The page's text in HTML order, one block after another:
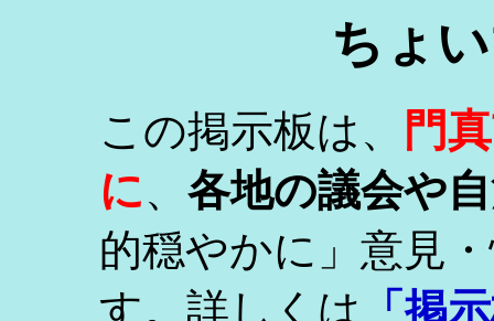
ちょ
この掲示板は、
門
に、 各地の議会や
的穏やかに」意見
す。詳しくは
「掲